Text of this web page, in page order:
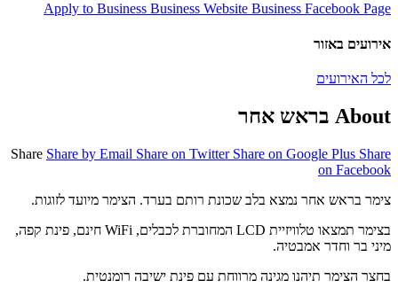
Apply to Business Business Website Business Facebook Page
אירועים באזור
לכל האירועים
About בראש אחר
Share Share by Email Share on Twitter Share on Google Plus Share
on Facebook
צימר בראש אחר נמצא בלב שכונת רותם בערד. הצימר מיועד לזוגות.
בצימר תמצאו טלוויזיית LCD המחוברת לכבלים, WiFi חינם, פינת קפה,
מיני בר וחדר אמבטיה.
בחצר הצימר תיהנו מגינה מרווחת עם פינת ישיבה רומנטית.